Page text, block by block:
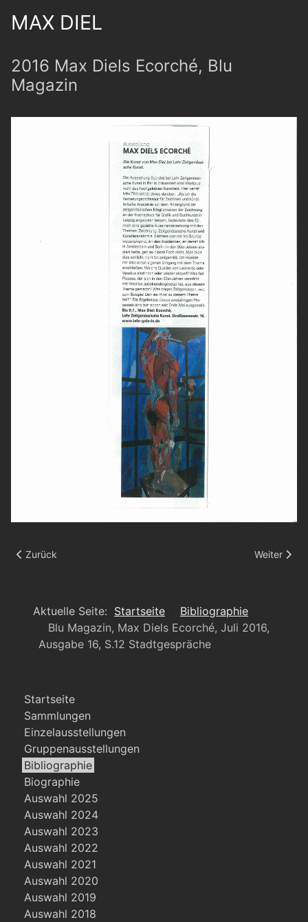
MAX DIEL
2016 Max Diels Ecorché, Blu
Magazin
Vorheriger Beitrag: Ausstellungskatalog,
Zurück Nächster
Weiter
Aktuelle Seite: Startseite
Bibliographie
Blu Magazin, Max Diels Ecorché, Juli 2016,
Ausgabe 16, S.12 Stadtgespräche
Startseite
Sammlungen
Einzelausstellungen
Gruppenausstellungen
Bibliographie
Biographie
Auswahl 2025
Auswahl 2024
Auswahl 2023
Auswahl 2022
Auswahl 2021
Auswahl 2020
Auswahl 2019
Auswahl 2018